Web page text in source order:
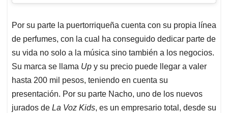
Por su parte la puertorriqueña cuenta con su propia línea
de perfumes, con la cual ha conseguido dedicar parte de
su vida no solo a la música sino también a los negocios.
Su marca se llama Up y su precio puede llegar a valer
hasta 200 mil pesos, teniendo en cuenta su
presentación. Por su parte Nacho, uno de los nuevos
jurados de La Voz Kids, es un empresario total, desde su